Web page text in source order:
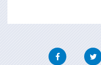
Facebook